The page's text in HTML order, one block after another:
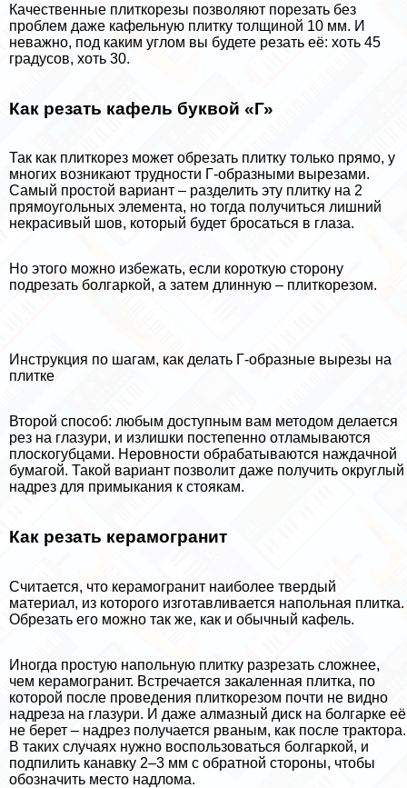
Качественные плиткорезы позволяют порезать без
проблем даже кафельную плитку толщиной 10 мм. И
неважно, под каким углом вы будете резать её: хоть 45
градусов, хоть 30.
Как резать кафель буквой «Г»
Так как плиткорез может обрезать плитку только прямо, у
многих возникают трудности Г-образными вырезами.
Самый простой вариант – разделить эту плитку на 2
прямоугольных элемента, но тогда получиться лишний
некрасивый шов, который будет бросаться в глаза.
Но этого можно избежать, если короткую сторону
подрезать болгаркой, а затем длинную – плиткорезом.
Инструкция по шагам, как делать Г-образные вырезы на
плитке
Второй способ: любым доступным вам методом делается
рез на глазури, и излишки постепенно отламываются
плоскогубцами. Неровности обpaбатываются наждачной
бумагой. Такой вариант позволит даже получить округлый
надрез для примыкания к стоякам.
Как резать керамогранит
Считается, что керамогранит наиболее твердый
материал, из которого изготавливается напольная плитка.
Обрезать его можно так же, как и обычный кафель.
Иногда простую напольную плитку разрезать сложнее,
чем керамогранит. Встречается закаленная плитка, по
которой после проведения плиткорезом почти не видно
надреза на глазури. И даже алмазный диск на болгарке её
не берет – надрез получается рваным, как после тpaктора.
В таких случаях нужно воспользоваться болгаркой, и
подпилить канавку 2–3 мм с обратной стороны, чтобы
обозначить место надлома.